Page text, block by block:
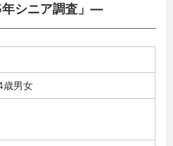
シニア調査」―
男女